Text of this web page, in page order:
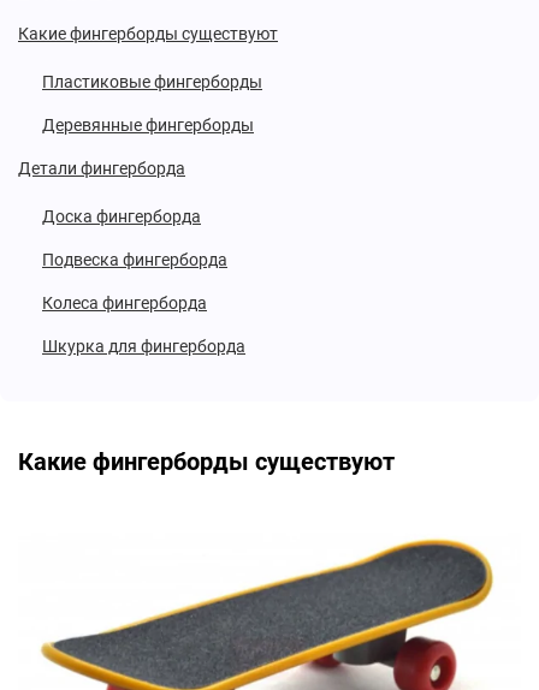
Какие фингерборды существуют
Пластиковые фингерборды
Деревянные фингерборды
Детали фингерборда
Доска фингерборда
Подвеска фингерборда
Колеса фингерборда
Шкурка для фингерборда
Какие фингерборды существуют